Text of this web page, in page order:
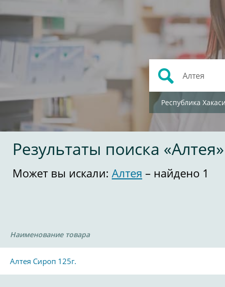
Республика
Результаты поиска «Алтея»
Может вы искали: Алтея – найдено 1
Наименование товара
Алтея Сироп 125г.